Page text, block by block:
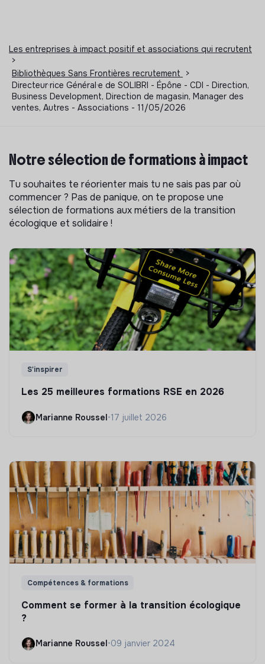
Les entreprises à impact positif et associations qui recrutent
>
Bibliothèques Sans Frontières recrutement
>
Directeur·rice Général·e de SOLIBRI - Épône - CDI - Direction,
Business Development, Direction de magasin, Manager des
ventes, Autres - Associations - 11/05/2026
Notre sélection de formations à impact
Tu souhaites te réorienter mais tu ne sais pas par où
commencer ? Pas de panique, on te propose une
sélection de formations aux métiers de la transition
écologique et solidaire !
S'inspirer
Les 25 meilleures formations RSE en 2026
Marianne Roussel•17 juillet 2026
Compétences & formations
Comment se former à la transition écologique
?
Marianne Roussel •09 janvier 2024